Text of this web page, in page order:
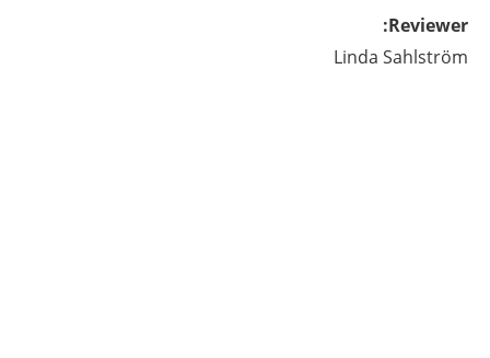
Reviewer
:
Linda Sahlström